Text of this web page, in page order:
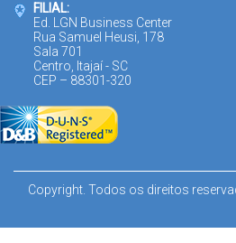
FILIAL:
Ed. LGN Business Center
Rua Samuel Heusi, 178
Sala 701
Centro, Itajaí - SC
CEP – 88301-320
Copyright. Todos os direitos